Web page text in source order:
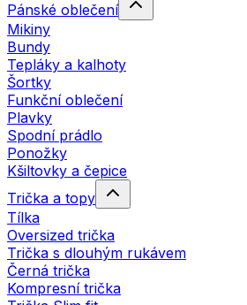
Pánské oblečení
Mikiny
Bundy
Tepláky a kalhoty
Šortky
Funkční oblečení
Plavky
Spodní prádlo
Ponožky
Kšiltovky a čepice
Trička a topy
Tílka
Oversized trička
Trička s dlouhým rukávem
Černá trička
Kompresní trička